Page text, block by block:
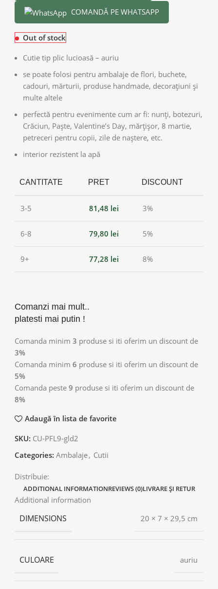
COMANDĂ PE WHATSAPP
Out of stock
Cutie tip plic lucioasă – auriu
se poate folosi pentru ambalaje de flori, buchete,
cadouri, mărturii, produse handmade, decorațiuni și
multe altele
perfectă pentru evenimente cum ar fi: nunți, botezuri,
Crăciun, Paște, Valentine’s Day, mărțișor, 8 martie,
petreceri pentru copii, zile de naștere, etc.
interior rezistent la apă
CANTITATE PRET DISCOUNT
3-5 81,48 lei 3%
6-8 79,80 lei 5%
9+ 77,28 lei 8%
Comanzi mai mult..
platesti mai putin !
Comanda minim 3 produse si iti oferim un discount de
3%
Comanda minim 6 produse si iti oferim un discount de
5%
Comanda peste 9 produse si iti oferim un discount de
8%
Adaugă în lista de favorite
SKU: CU-PFL9-gld2
Categories: Ambalaje, Cutii
Distribuie:
ADDITIONAL INFORMATIONREVIEWS (0)LIVRARE ȘI RETUR
Additional information
DIMENSIONS 20 × 7 × 29,5 cm
CULOARE auriu